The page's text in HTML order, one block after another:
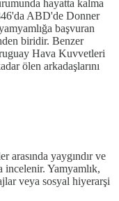
hayatta kalma
ABD'de Donner
başvuran
biridir. Benzer
Hava Kuvvetleri
ölen arkadaşlarını
arasında yaygındır ve
Yamyamlık,
veya sosyal hiyerarşi